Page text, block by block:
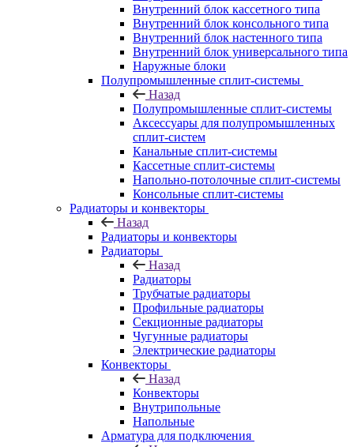
Внутренний блок кассетного типа
Внутренний блок консольного типа
Внутренний блок настенного типа
Внутренний блок универсального типа
Наружные блоки
Полупромышленные сплит-системы
Назад
Полупромышленные сплит-системы
Аксессуары для полупромышленных
сплит-систем
Канальные сплит-системы
Кассетные сплит-системы
Напольно-потолочные сплит-системы
Консольные сплит-системы
Радиаторы и конвекторы
Назад
Радиаторы и конвекторы
Радиаторы
Назад
Радиаторы
Трубчатые радиаторы
Профильные радиаторы
Секционные радиаторы
Чугунные радиаторы
Электрические радиаторы
Конвекторы
Назад
Конвекторы
Внутрипольные
Напольные
Арматура для подключения